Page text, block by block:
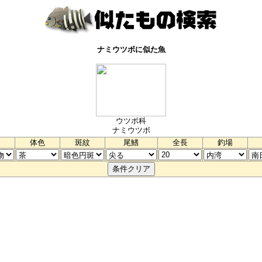
ナミウツボに似た魚
ウツボ科
ナミウツボ
体色
斑紋 尾鰭 全長 釣場